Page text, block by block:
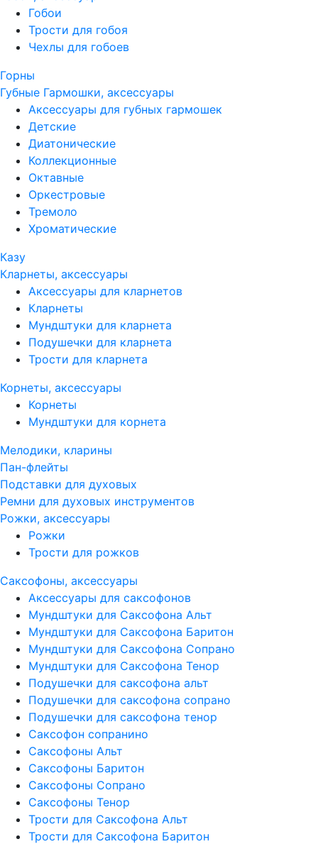
Гобои
Трости для гобоя
Чехлы для гобоев
Горны
Губные Гармошки, аксессуары
Аксессуары для губных гармошек
Детские
Диатонические
Коллекционные
Октавные
Оркестровые
Тремоло
Хроматические
Казу
Кларнеты, аксессуары
Аксессуары для кларнетов
Кларнеты
Мундштуки для кларнета
Подушечки для кларнета
Трости для кларнета
Корнеты, аксессуары
Корнеты
Мундштуки для корнета
Мелодики, кларины
Пан-флейты
Подставки для духовых
Ремни для духовых инструментов
Рожки, аксессуары
Рожки
Трости для рожков
Саксофоны, аксессуары
Аксессуары для саксофонов
Мундштуки для Саксофона Альт
Мундштуки для Саксофона Баритон
Мундштуки для Саксофона Сопрано
Мундштуки для Саксофона Тенор
Подушечки для саксофона альт
Подушечки для саксофона сопрано
Подушечки для саксофона тенор
Саксофон сопранино
Саксофоны Альт
Саксофоны Баритон
Саксофоны Сопрано
Саксофоны Тенор
Трости для Саксофона Альт
Трости для Саксофона Баритон